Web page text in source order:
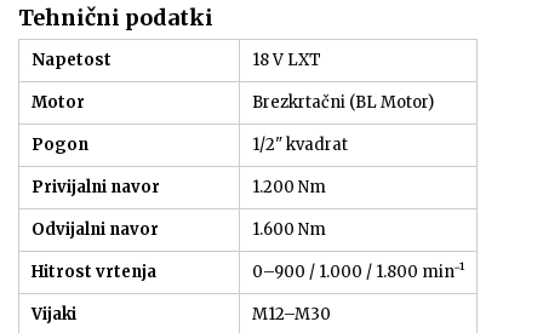
Tehnični podatki
Napetost 18 V LXT
Motor Brezkrtačni (BL Motor)
Pogon 1/2" kvadrat
Privijalni navor 1.200 Nm
Odvijalni navor 1.600 Nm
Hitrost vrtenja 0–900 / 1.000 / 1.800 min⁻¹
Vijaki M12–M30